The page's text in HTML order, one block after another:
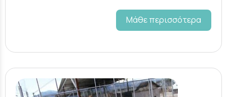
Μάθε περισσότερα